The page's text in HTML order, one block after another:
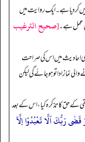
کر دیا ہے۔ ایک روایت میں
عمل ہے۔[صحيح الترغيب
احادیث میں اس کی صراحت
نماز ادا تو ہو جائے گی لیکن
کے حق کا تذکرہ کیا، اس کے بعد
رَبُّكَ اَلَّا تَعْبُدُوْا اِلَّآ